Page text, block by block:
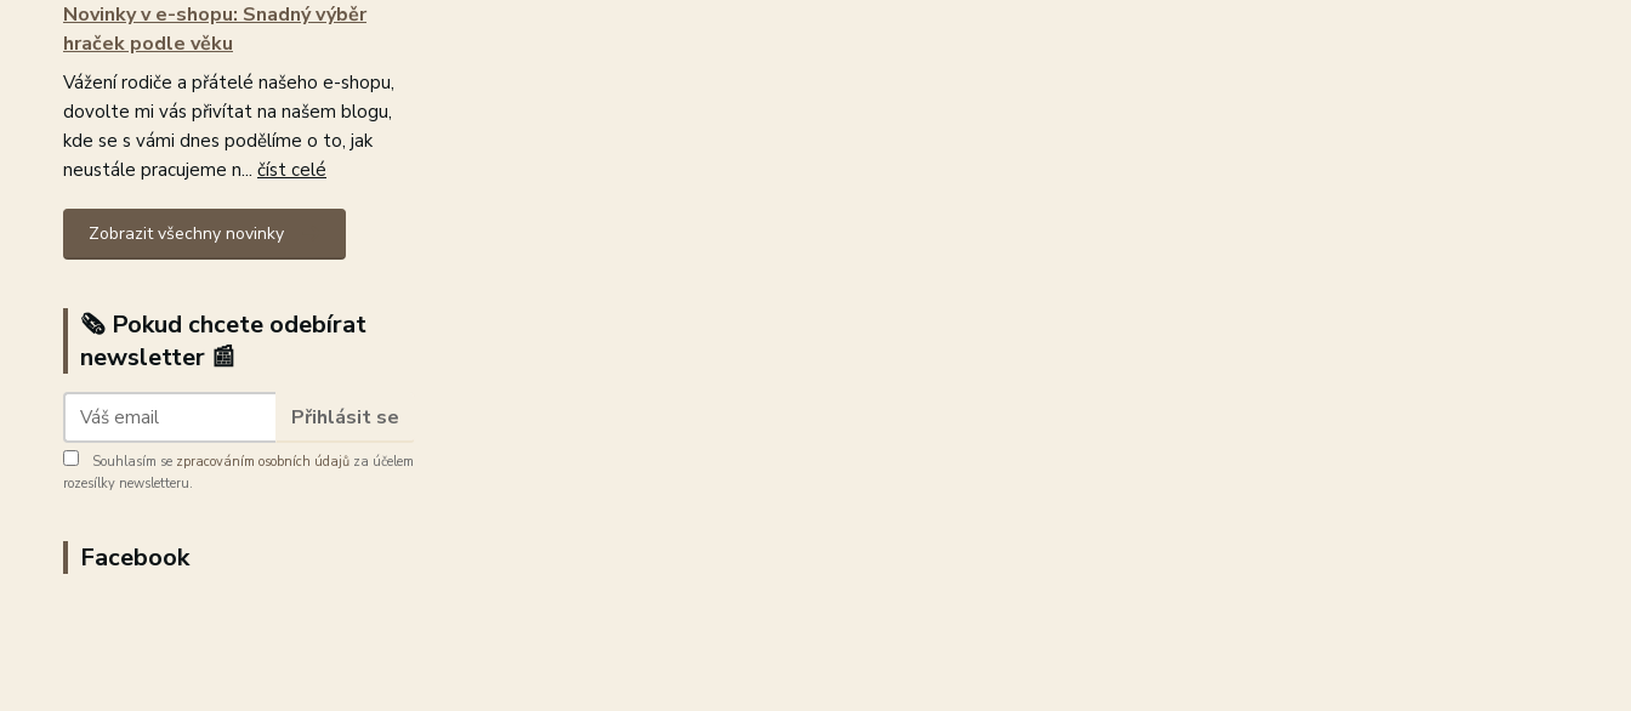
Novinky v e-shopu: Snadný výběr
hraček podle věku
Vážení rodiče a přátelé našeho e-shopu,
dovolte mi vás přivítat na našem blogu,
kde se s vámi dnes podělíme o to, jak
neustále pracujeme n... číst celé
Zobrazit všechny novinky
🗞️ Pokud chcete odebírat
newsletter 📰
Přihlásit se
Souhlasím se zpracováním osobních údajů za účelem
rozesílky newsletteru.
Facebook